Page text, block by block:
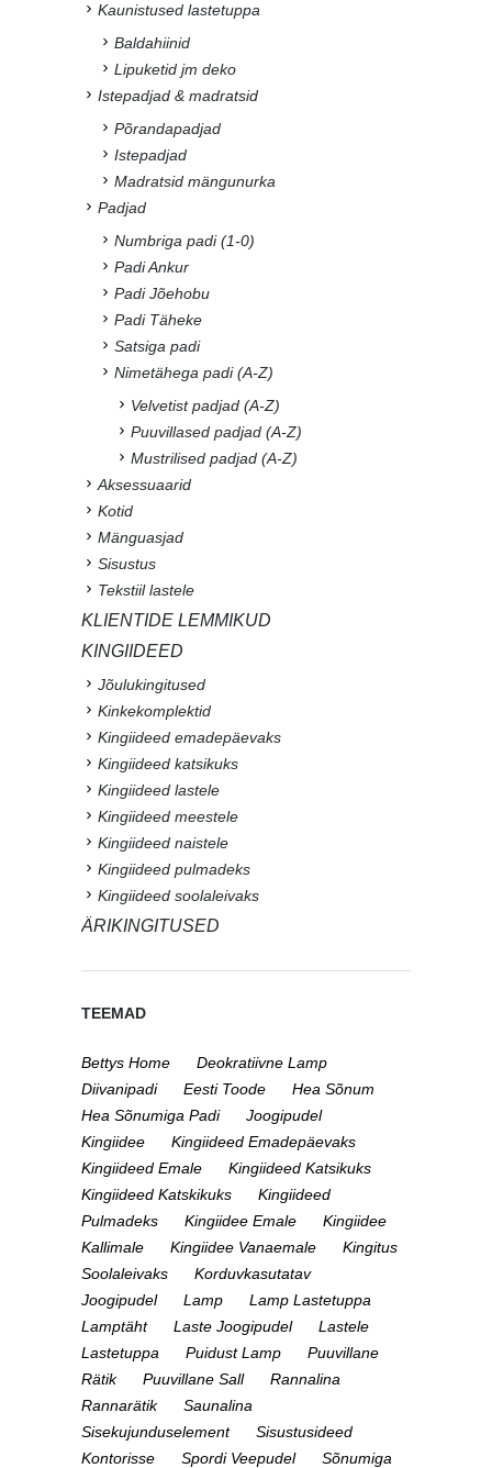
Kaunistused lastetuppa
Baldahiinid
Lipuketid jm deko
Istepadjad & madratsid
Põrandapadjad
Istepadjad
Madratsid mängunurka
Padjad
Numbriga padi (1-0)
Padi Ankur
Padi Jõehobu
Padi Täheke
Satsiga padi
Nimetähega padi (A-Z)
Velvetist padjad (A-Z)
Puuvillased padjad (A-Z)
Mustrilised padjad (A-Z)
Aksessuaarid
Kotid
Mänguasjad
Sisustus
Tekstiil lastele
KLIENTIDE LEMMIKUD
KINGIIDEED
Jõulukingitused
Kinkekomplektid
Kingiideed emadepäevaks
Kingiideed katsikuks
Kingiideed lastele
Kingiideed meestele
Kingiideed naistele
Kingiideed pulmadeks
Kingiideed soolaleivaks
ÄRIKINGITUSED
TEEMAD
Bettys Home
Deokratiivne Lamp
Diivanipadi
Eesti Toode
Hea Sõnum
Hea Sõnumiga Padi
Joogipudel
Kingiidee
Kingiideed Emadepäevaks
Kingiideed Emale
Kingiideed Katsikuks
Kingiideed Katskikuks
Kingiideed
Pulmadeks
Kingiidee Emale
Kingiidee
Kallimale
Kingiidee Vanaemale
Kingitus
Soolaleivaks
Korduvkasutatav
Joogipudel
Lamp
Lamp Lastetuppa
Lamptäht
Laste Joogipudel
Lastele
Lastetuppa
Puidust Lamp
Puuvillane
Rätik
Puuvillane Sall
Rannalina
Rannarätik
Saunalina
Sisekujunduselement
Sisustusideed
Kontorisse
Spordi Veepudel
Sõnumiga